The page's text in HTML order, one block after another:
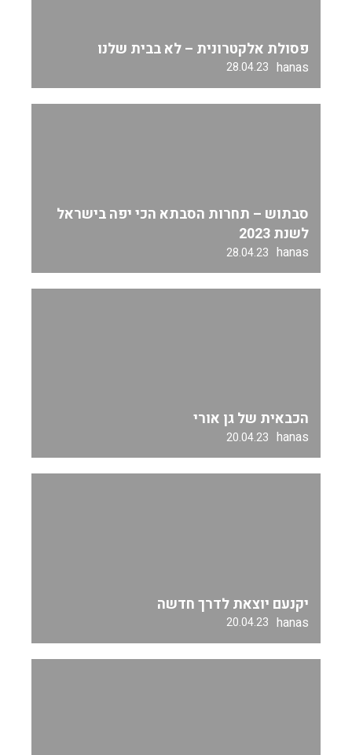
פסולת אלקטרונית – לא בבית שלנו
hanas
28.04.23
סבתוש – תחרות הסבתא הכי יפה בישראל
לשנת 2023
hanas
28.04.23
הכבאית של גן אורי
hanas
20.04.23
יקנעם יוצאת לדרך חדשה
hanas
20.04.23